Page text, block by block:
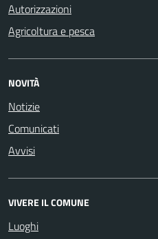
Autorizzazioni
Agricoltura e pesca
NOVITÀ
Notizie
Comunicati
Avvisi
VIVERE IL COMUNE
Luoghi